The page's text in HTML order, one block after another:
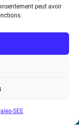
peut avoir
SEE